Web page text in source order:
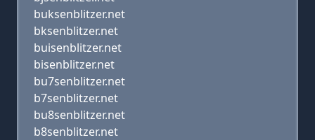
buksenblitzer.net
bksenblitzer.net
buisenblitzer.net
bisenblitzer.net
bu7senblitzer.net
b7senblitzer.net
bu8senblitzer.net
b8senblitzer.net